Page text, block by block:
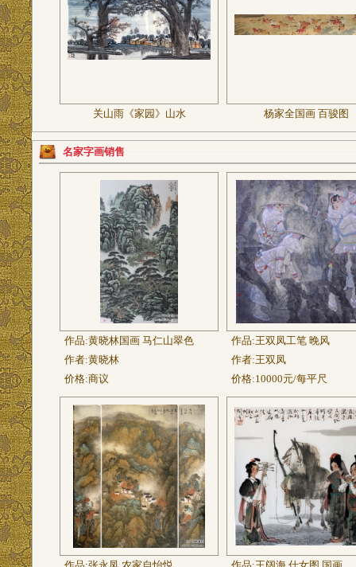
关山雨《家园》山水 杨家全国画 百骏图
名家字画销售
作品:黄晓林国画 马仁山翠色
作者:黄晓林
价格:商议
作品:王双凤工笔 晚风
作者:王双凤
价格:10000元/每平尺